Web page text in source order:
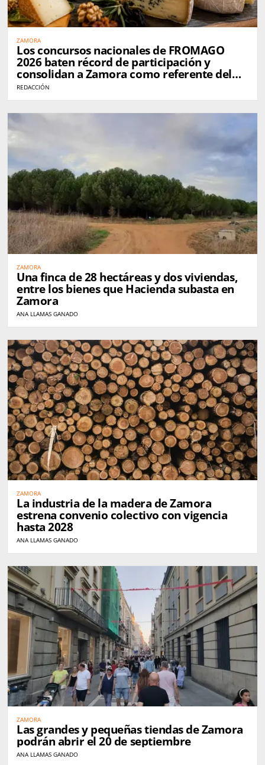
ZAMORA
Los concursos nacionales de FROMAGO
2026 baten récord de participación y
consolidan a Zamora como referente del
queso en España
REDACCIÓN
ZAMORA
Una finca de 28 hectáreas y dos viviendas,
entre los bienes que Hacienda subasta en
Zamora
ANA LLAMAS GANADO
ZAMORA
La industria de la madera de Zamora
estrena convenio colectivo con vigencia
hasta 2028
ANA LLAMAS GANADO
ZAMORA
Las grandes y pequeñas tiendas de Zamora
podrán abrir el 20 de septiembre
ANA LLAMAS GANADO